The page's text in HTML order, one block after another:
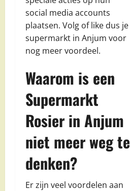
social media accounts
plaatsen. Volg of like dus je
supermarkt in Anjum voor
nog meer voordeel.
Waarom is een
Supermarkt
Rosier in Anjum
niet meer weg te
denken?
Er zijn veel voordelen aan